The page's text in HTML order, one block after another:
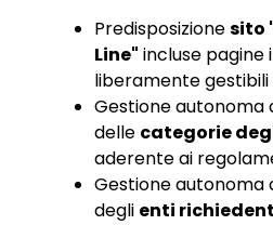
Predisposizionesito
Line" incluse
liberamente gestibili
Gestione autonoma
delle categorie
aderente ai
Gestione autonoma
degli enti